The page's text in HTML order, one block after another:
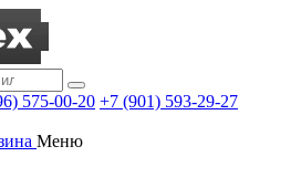
575-00-20 +7 (901) 593-29-27
Меню